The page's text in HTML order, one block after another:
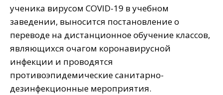
ученика вирусом COVID-19 в учебном
заведении, выносится постановление о
переводе на дистанционное обучение классов,
являющихся очагом коронавирусной
инфекции и проводятся
противоэпидемические санитарно-
дезинфекционные мероприятия.